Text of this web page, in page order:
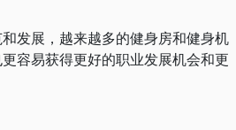
发展，越来越多的健身房和健身机
容易获得更好的职业发展机会和更